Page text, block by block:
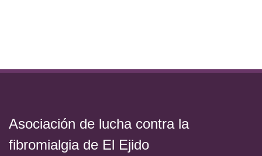
Asociación de lucha contra la
fibromialgia de El Ejido